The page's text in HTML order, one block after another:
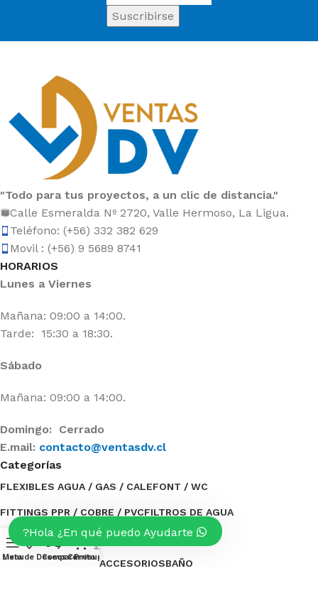
"Todo para tus proyectos, a un clic de distancia."
Calle Esmeralda Nº 2720, Valle Hermoso, La Ligua.
Teléfono: (+56) 332 382 629
Movil : (+56) 9 5689 8741
HORARIOS
Lunes a Viernes
Mañana: 09:00 a 14:00.
Tarde: 15:30 a 18:30.
Sábado
Mañana: 09:00 a 14:00.
Domingo: Cerrado
E.mail: contacto@ventasdv.cl
Categorías
FLEXIBLES AGUA / GAS / CALEFONT / WC
FITTINGS PPR / COBRE / PVCFILTROS DE AGUA
ESTANQUES DE AGUAELECTRICIDAD
BOMBAS DE AGUA / ACCESORIOSBAÑO
Hola ¿En qué puedo Ayudarte?
Menu
Lista de Deseos
Compare
0
Carrito
Presupuesto